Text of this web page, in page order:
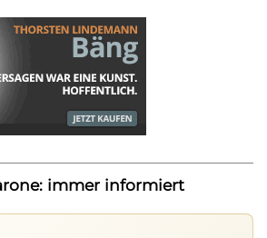
immer informiert